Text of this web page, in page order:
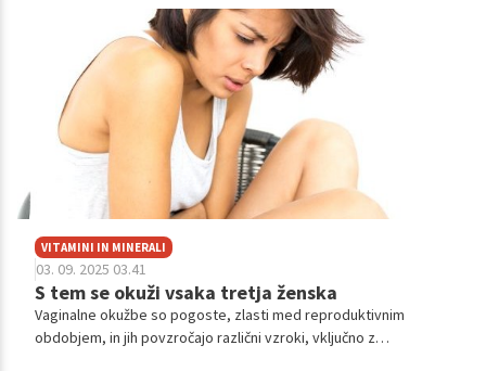
VITAMINI IN MINERALI
03. 09. 2025 03.41
S tem se okuži vsaka tretja ženska
Vaginalne okužbe so pogoste, zlasti med reproduktivnim
obdobjem, in jih povzročajo različni vzroki, vključno z